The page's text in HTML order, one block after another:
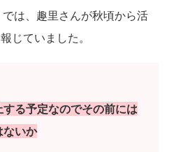
は、趣里さんが秋頃から活
じていました。
る予定なのでその前には
ないか